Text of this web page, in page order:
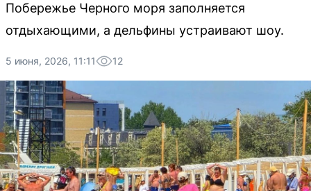
Побережье Черного моря заполняется
отдыхающими, а дельфины устраивают шоу.
5 июня, 2026, 11:11 12